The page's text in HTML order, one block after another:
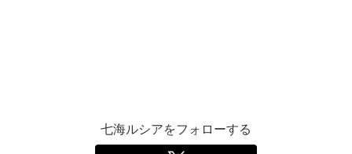
七海ルシアをフォローする